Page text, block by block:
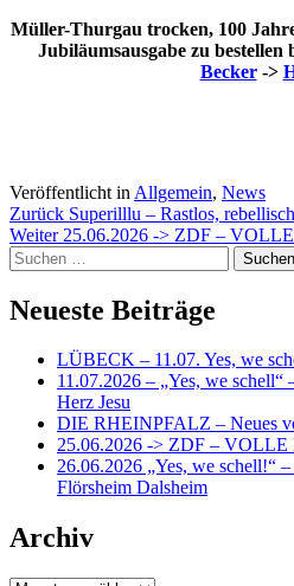
Müller-Thurgau trocken, 100
Jubiläumsausgabe zu bestellen
Becker->
Veröffentlicht in Allgemein, News
Beitragsnavigation
Zurück Superilllu – Rastlos,
Weiter25.06.2026 -> ZDF –
Suchen
nach:
Neueste Beiträge
LÜBECK – 11.07. Yes, we
11.07.2026 – „Yes, we
Herz Jesu
DIE RHEINPFALZ – Neues
25.06.2026 -> ZDF –
26.06.2026 „Yes, we schell!“
Flörsheim Dalsheim
Archiv